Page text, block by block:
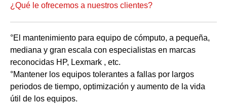
¿Qué le ofrecemos a nuestros clientes?
°El mantenimiento para equipo de cómputo, a pequeña,
mediana y gran escala con especialistas en marcas
reconocidas HP, Lexmark , etc.
°Mantener los equipos tolerantes a fallas por largos
periodos de tiempo, optimización y aumento de la vida
útil de los equipos.